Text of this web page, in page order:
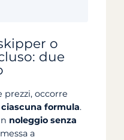
o
due
occorre
formula.
noleggio senza
a